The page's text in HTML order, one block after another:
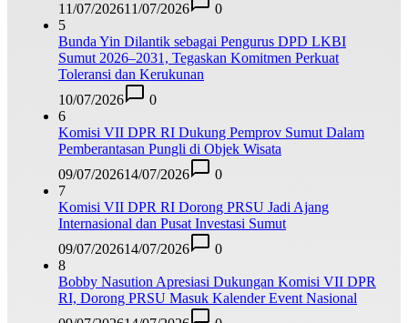
11/07/202611/07/2026
0
5
Bunda Yin Dilantik sebagai Pengurus DPD LKBI
Sumut 2026–2031, Tegaskan Komitmen Perkuat
Toleransi dan Kerukunan
10/07/2026
0
6
Komisi VII DPR RI Dukung Pemprov Sumut Dalam
Pemberantasan Pungli di Objek Wisata
09/07/202614/07/2026
0
7
Komisi VII DPR RI Dorong PRSU Jadi Ajang
Internasional dan Pusat Investasi Sumut
09/07/202614/07/2026
0
8
Bobby Nasution Apresiasi Dukungan Komisi VII DPR
RI, Dorong PRSU Masuk Kalender Event Nasional